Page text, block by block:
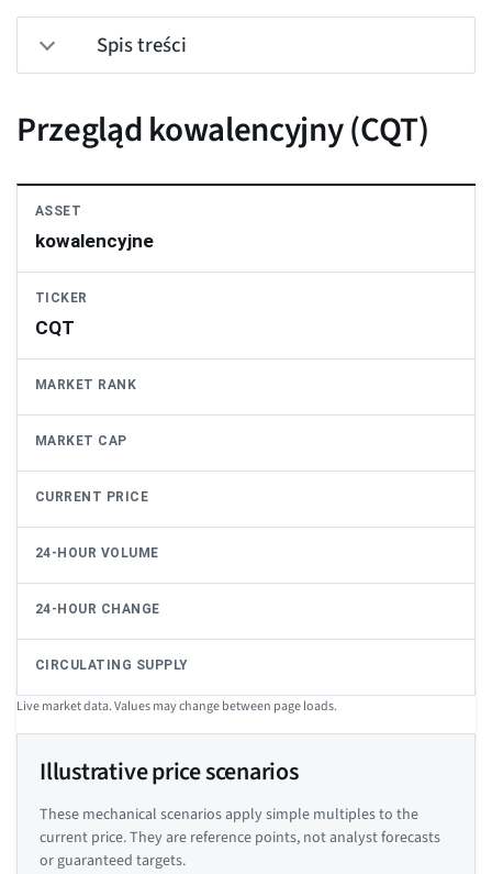
Spis treści
Przegląd kowalencyjny (CQT)
ASSET
kowalencyjne
TICKER
CQT
MARKET RANK
MARKET CAP
CURRENT PRICE
24-HOUR VOLUME
24-HOUR CHANGE
CIRCULATING SUPPLY
Live market data. Values may change between page loads.
Illustrative price scenarios
These mechanical scenarios apply simple multiples to the
current price. They are reference points, not analyst forecasts
or guaranteed targets.